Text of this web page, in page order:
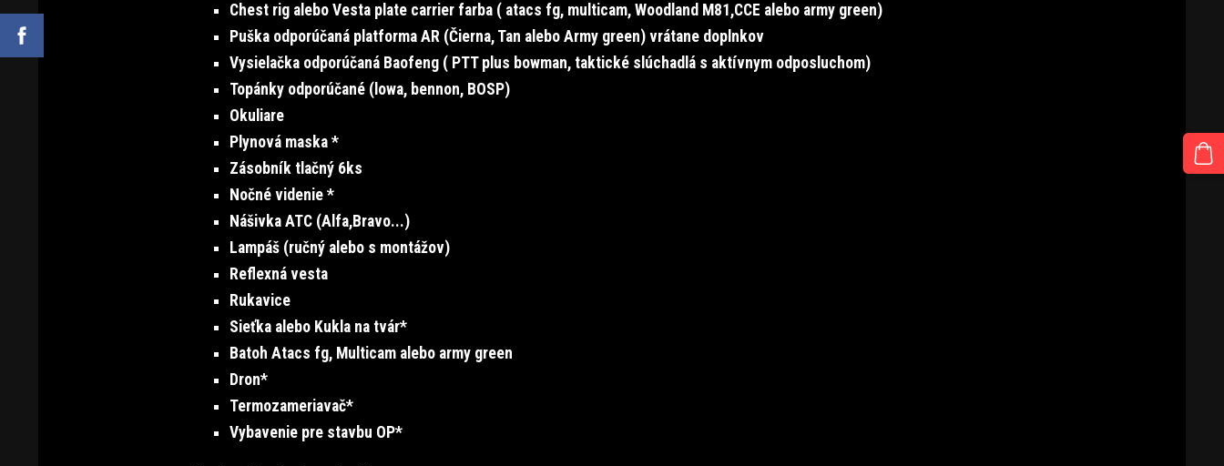
Chest rig alebo Vesta plate carrier farba ( atacs fg, multicam, Woodland M81,CCE alebo army green)
Puška odporúčaná platforma AR (Čierna, Tan alebo Army green) vrátane doplnkov
Vysielačka odporúčaná Baofeng ( PTT plus bowman, taktické slúchadlá s aktívnym odposluchom)
Topánky odporúčané (lowa, bennon, BOSP)
Okuliare
Plynová maska *
Zásobník tlačný 6ks
Nočné videnie *
Nášivka ATC (Alfa,Bravo...)
Lampáš (ručný alebo s montážov)
Reflexná vesta
Rukavice
Sieťka alebo Kukla na tvár*
Batoh Atacs fg, Multicam alebo army green
Dron*
Termozameriavač*
Vybavenie pre stavbu OP*